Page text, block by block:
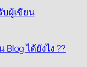
บผู้เขียน
Blog ได้ยังไง ??